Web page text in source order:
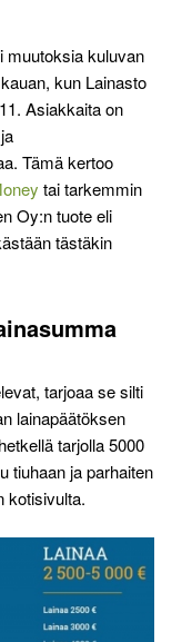
muutoksia kuluvan
kun Lainasto
Asiakkaita on
Tämä kertoo
tai tarkemmin
Oy:n tuote eli
tästäkin
tarjoaa se silti
lainapäätöksen
tarjolla 5000
tiuhaan ja parhaiten
kotisivulta.